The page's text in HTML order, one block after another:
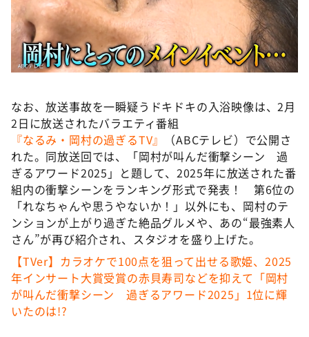
なお、放送事故を一瞬疑うドキドキの入浴映像は、2月
2日に放送されたバラエティ番組
『なるみ・岡村の過ぎるTV』
（ABCテレビ）で公開さ
れた。同放送回では、「岡村が叫んだ衝撃シーン 過
ぎるアワード2025」と題して、2025年に放送された番
組内の衝撃シーンをランキング形式で発表！ 第6位の
「れなちゃんや思うやないか！」以外にも、岡村のテ
ンションが上がり過ぎた絶品グルメや、あの“最強素人
さん”が再び紹介され、スタジオを盛り上げた。
【TVer】カラオケで100点を狙って出せる歌姫、2025
年インサート大賞受賞の赤貝寿司などを抑えて「岡村
が叫んだ衝撃シーン 過ぎるアワード2025」1位に輝
いたのは!?